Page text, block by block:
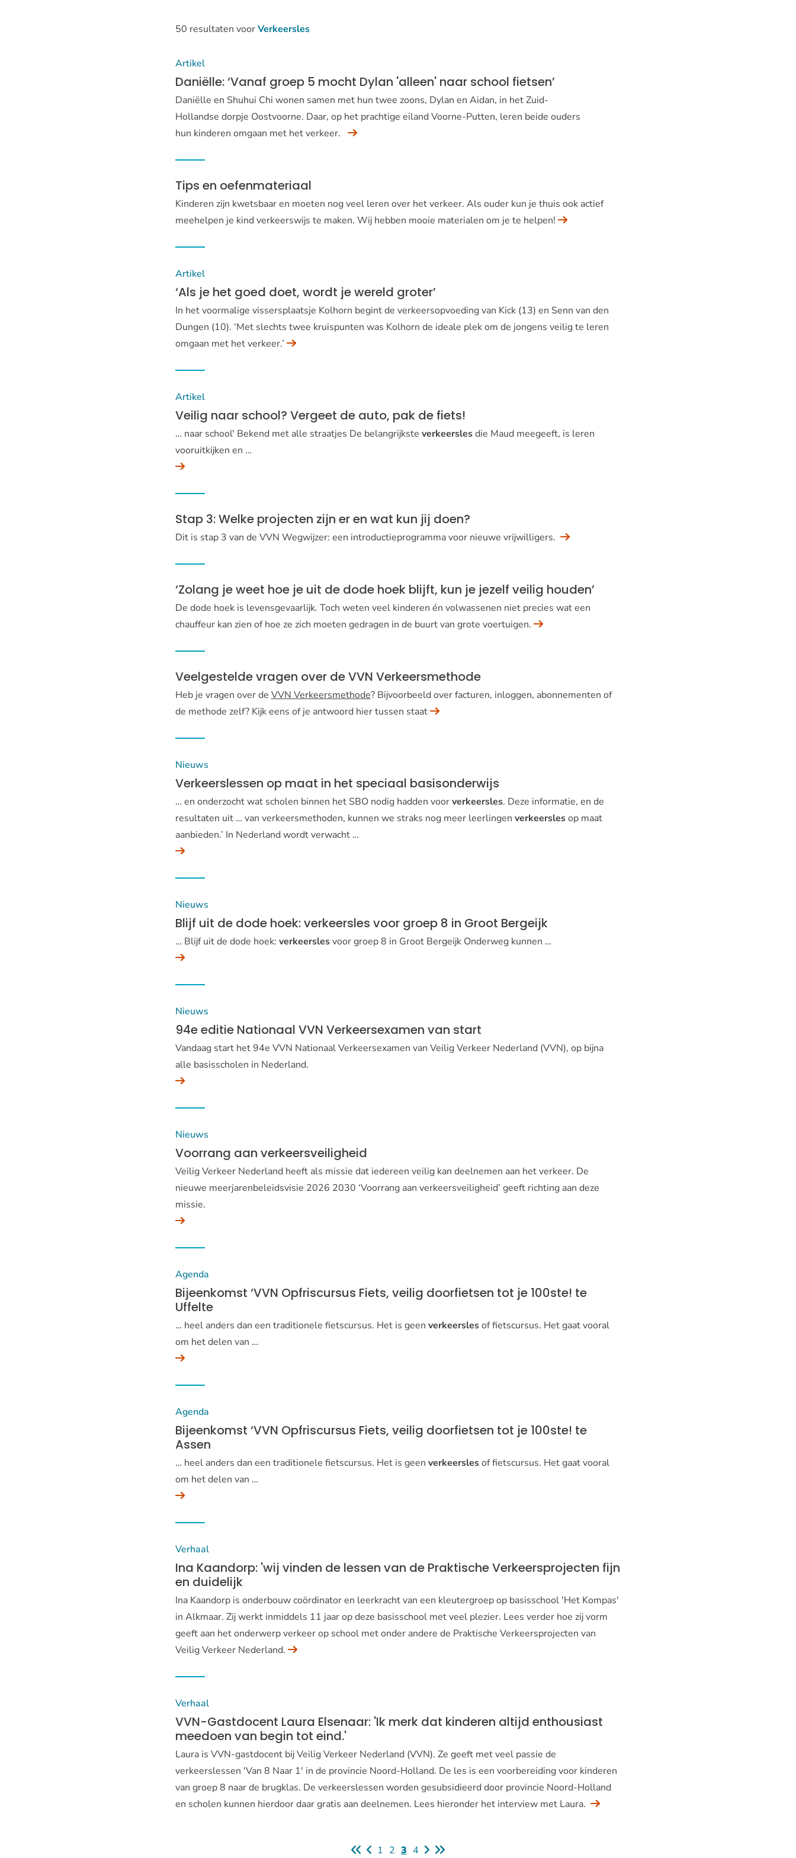
50 resultaten voorVerkeersles
Artikel
Daniëlle: ‘Vanaf groep 5 mocht Dylan 'alleen' naar school fietsen’
Daniëlle en Shuhui Chi wonen samen met hun twee zoons, Dylan en Aidan, in het Zuid-
Hollandse dorpje Oostvoorne. Daar, op het prachtige eiland Voorne-Putten, leren beide ouders
hun kinderen omgaan met het verkeer.
Tips en oefenmateriaal
Kinderen zijn kwetsbaar en moeten nog veel leren over het verkeer. Als ouder kun je thuis ook actief
meehelpen je kind verkeerswijs te maken. Wij hebben mooie materialen om je te helpen!
Artikel
‘Als je het goed doet, wordt je wereld groter’
In het voormalige vissersplaatsje Kolhorn begint de verkeersopvoeding van Kick (13) en Senn van den
Dungen (10). ‘Met slechts twee kruispunten was Kolhorn de ideale plek om de jongens veilig te leren
omgaan met het verkeer.’
Artikel
Veilig naar school? Vergeet de auto, pak de fiets!
… naar school' Bekend met alle straatjes De belangrijkste verkeerslesdie Maud meegeeft, is leren
vooruitkijken en …
Stap 3: Welke projecten zijn er en wat kun jij doen?
Dit is stap 3 van de VVN Wegwijzer: een introductieprogramma voor nieuwe vrijwilligers.
‘Zolang je weet hoe je uit de dode hoek blijft, kun je jezelf veilig houden’
De dode hoek is levensgevaarlijk. Toch weten veel kinderen én volwassenen niet precies wat een
chauffeur kan zien of hoe ze zich moeten gedragen in de buurt van grote voertuigen.
Veelgestelde vragen over de VVN Verkeersmethode
Heb je vragen over de VVN Verkeersmethode? Bijvoorbeeld over facturen, inloggen, abonnementen of
de methode zelf? Kijk eens of je antwoord hier tussen staat
Nieuws
Verkeerslessen op maat in het speciaal basisonderwijs
… en onderzocht wat scholen binnen het SBO nodig hadden voorverkeersles. Deze informatie, en de
resultaten uit … van verkeersmethoden, kunnen we straks nog meer leerlingen verkeerslesop maat
aanbieden.’ In Nederland wordt verwacht …
Nieuws
Blijf uit de dode hoek: verkeersles voor groep 8 in Groot Bergeijk
… Blijf uit de dode hoek: verkeerslesvoor groep 8 in Groot Bergeijk Onderweg kunnen …
Nieuws
94e editie Nationaal VVN Verkeersexamen van start
Vandaag start het 94e VVN Nationaal Verkeersexamen van Veilig Verkeer Nederland (VVN), op bijna
alle basisscholen in Nederland.
Nieuws
Voorrang aan verkeersveiligheid
Veilig Verkeer Nederland heeft als missie dat iedereen veilig kan deelnemen aan het verkeer. De
nieuwe meerjarenbeleidsvisie 2026 2030 ‘Voorrang aan verkeersveiligheid’ geeft richting aan deze
missie.
Agenda
Bijeenkomst ‘VVN Opfriscursus Fiets, veilig doorfietsen tot je 100ste! te
Uffelte
… heel anders dan een traditionele fietscursus. Het is geen verkeerslesof fietscursus. Het gaat vooral
om het delen van …
Agenda
Bijeenkomst ‘VVN Opfriscursus Fiets, veilig doorfietsen tot je 100ste! te
Assen
… heel anders dan een traditionele fietscursus. Het is geen verkeerslesof fietscursus. Het gaat vooral
om het delen van …
Verhaal
Ina Kaandorp: 'wij vinden de lessen van de Praktische Verkeersprojecten fijn
en duidelijk
Ina Kaandorp is onderbouw coördinator en leerkracht van een kleutergroep op basisschool 'Het Kompas'
in Alkmaar. Zij werkt inmiddels 11 jaar op deze basisschool met veel plezier. Lees verder hoe zij vorm
geeft aan het onderwerp verkeer op school met onder andere de Praktische Verkeersprojecten van
Veilig Verkeer Nederland.
Verhaal
VVN-Gastdocent Laura Elsenaar: 'Ik merk dat kinderen altijd enthousiast
meedoen van begin tot eind.'
Laura is VVN-gastdocent bij Veilig Verkeer Nederland (VVN). Ze geeft met veel passie de
verkeerslessen 'Van 8 Naar 1' in de provincie Noord-Holland. De les is een voorbereiding voor kinderen
van groep 8 naar de brugklas. De verkeerslessen worden gesubsidieerd door provincie Noord-Holland
en scholen kunnen hierdoor daar gratis aan deelnemen. Lees hieronder het interview met Laura.
EersteVorige
Eenvoudige
1 Eenvoudige
2 Huidige
3 Eenvoudige
4 Volgende
Laatste